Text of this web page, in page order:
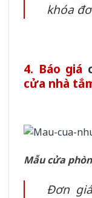
khóa
4. Báo giá
cửa nhà
Mẫu cửa
Đơn